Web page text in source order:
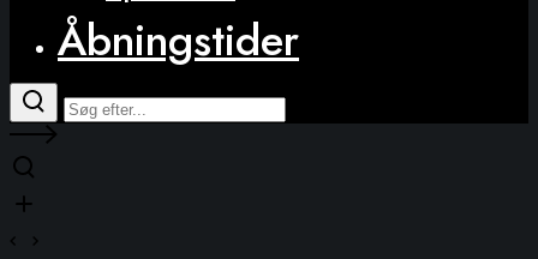
Åbningstider